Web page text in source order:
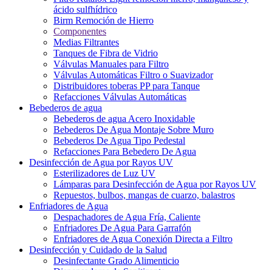
ácido sulfhídrico
Birm Remoción de Hierro
Componentes
Medias Filtrantes
Tanques de Fibra de Vidrio
Válvulas Manuales para Filtro
Válvulas Automáticas Filtro o Suavizador
Distribuidores toberas PP para Tanque
Refacciones Válvulas Automáticas
Bebederos de agua
Bebederos de agua Acero Inoxidable
Bebederos De Agua Montaje Sobre Muro
Bebederos De Agua Tipo Pedestal
Refacciones Para Bebedero De Agua
Desinfección de Agua por Rayos UV
Esterilizadores de Luz UV
Lámparas para Desinfección de Agua por Rayos UV
Repuestos, bulbos, mangas de cuarzo, balastros
Enfriadores de Agua
Despachadores de Agua Fría, Caliente
Enfriadores De Agua Para Garrafón
Enfriadores de Agua Conexión Directa a Filtro
Desinfección y Cuidado de la Salud
Desinfectante Grado Alimenticio